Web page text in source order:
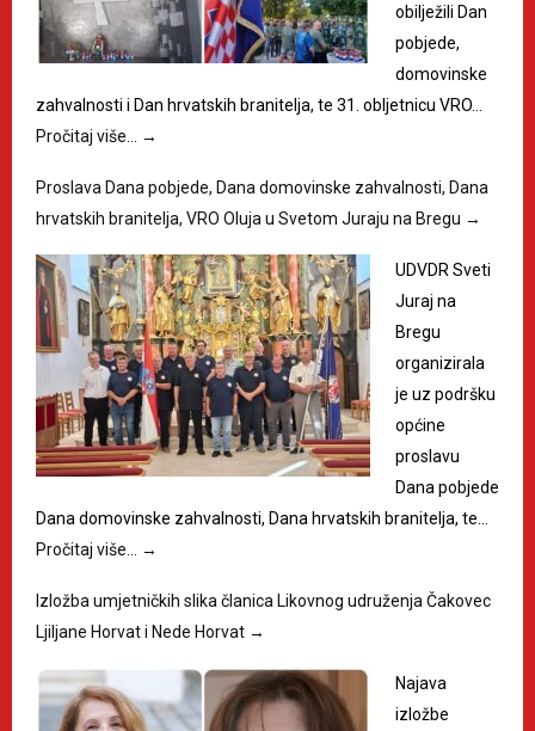
obilježili Dan
pobjede,
domovinske
zahvalnosti i Dan hrvatskih branitelja, te 31. obljetnicu VRO…
Pročitaj više…
→
Proslava Dana pobjede, Dana domovinske zahvalnosti, Dana
hrvatskih branitelja, VRO Oluja u Svetom Juraju na Bregu →
UDVDR Sveti
Juraj na
Bregu
organizirala
je uz podršku
općine
proslavu
Dana pobjede
Dana domovinske zahvalnosti, Dana hrvatskih branitelja, te…
Pročitaj više…
→
Izložba umjetničkih slika članica Likovnog udruženja Čakovec
Ljiljane Horvat i Nede Horvat →
Najava
izložbe